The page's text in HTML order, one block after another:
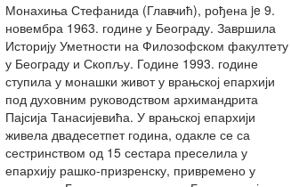
Монахиња Стефанида (Главчић), рођена je 9.
новембра 1963. године у Београду. Завршила
Историју Уметности на Филозофском факултету
у Београду и Скопљу. Године 1993. године
ступила у монашки живот у врањској епархији
под духовним руководством архимандрита
Пајсија Танасијевића. У врањској епархији
живела двадесетпет година, одакле се са
сестринством од 15 сестара преселила у
епархију рашко-призренску, привремено у